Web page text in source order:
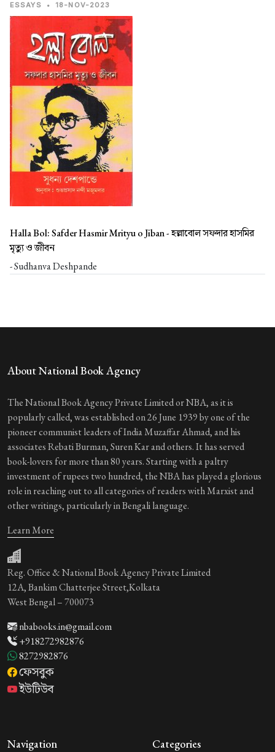
ESSAYS • 18-NOV-2023
Halla Bol: Safder Hasmir Mrityu o Jiban -হল্লাবোল সফদার হাসমির
মৃত্যু ও জীবন
- Sudhanva Deshpande
About National Book Agency
The National Book Agency Private Limited or NBA, as it is
popularly called, was established on 26 June 1939 by one of the
pioneer communist leaders of India Muzaffar Ahmad, and his
associates Rebati Burman, Suren Kar and others. It has served
book-lovers for more than 80 years. Starting with a paltry
investment of rupees two hundred, the NBA has played a glorious
role in reaching out to all categories of readers with Marxist and
other writings, particularly in Bengali language.
Learn More
Reg. Office & National Book Agency Private Limited
12A, Bankim Chatterjee Street,Kolkata
West Bengal – 700073
nbabooks.in@gmail.com
+918272982876
8272982876
ফেসবুক
ইউটিউব
Navigation Categories